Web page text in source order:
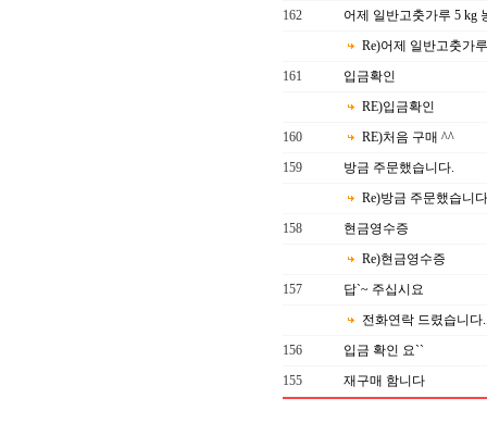
162
어제 일반고춧가루 5 kg
Re)어제 일반고춧가
161
입금확인
RE)입금확인
160
RE)처음 구매 ^^
159
방금 주문했습니다.
Re)방금 주문했습니
158
현금영수증
Re)현금영수증
157
답`~ 주십시요
전화연락 드렸습니다
156
입금 확인 요``
155
재구매 함니다